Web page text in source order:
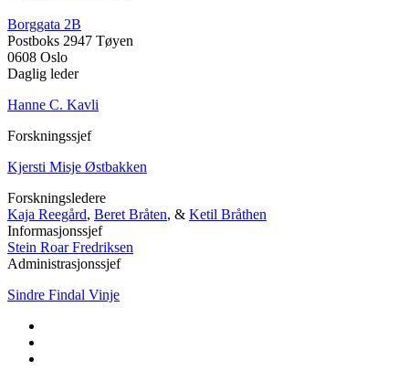
Borggata 2B
Postboks 2947 Tøyen
0608 Oslo
Daglig leder
Hanne C. Kavli
Forskningssjef
Kjersti Misje Østbakken
Forskningsledere
Kaja Reegård, Beret Bråten, & Ketil Bråthen
Informasjonssjef
Stein Roar Fredriksen
Administrasjonssjef
Sindre Findal Vinje